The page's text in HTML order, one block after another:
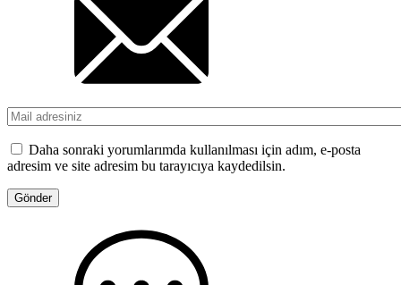
Daha sonraki yorumlarımda kullanılması için adım, e-posta
adresim ve site adresim bu tarayıcıya kaydedilsin.